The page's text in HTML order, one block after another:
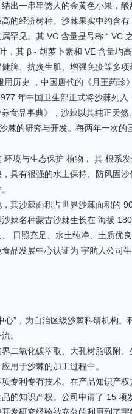
出一串串诱人的金黄色小果，酸
经济树种。沙棘果实中约含有
罕见。其 VC 含量是号称 “ VC
，其 β - 胡萝卜素和 VE 含量均
脾、抗炎生肌、增强免疫等多
历史 ，中国唐代的《月王药珍
年中国卫生部正式将沙棘列
食品事典》，沙棘以其纯正天然
棘的研究与开发。每两年一次
境与生态保护 植物， 其 根系发
具有很强的水土保持、防风固
沙棘面积占世界沙棘面积的
棘名种蒙古沙棘生长在 海拔
日照充足、水土纯净、土质优
品发展中心认证为 宇航人公司
”，为自治区级沙棘科研机构。
。
氧化碳萃取、大孔树脂吸附、
用于沙棘的加工过程中。
利专有技术。在产品知识产权
的知识产权。公司申请了 15 项